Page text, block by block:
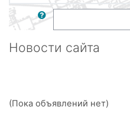
Поиск по форумам
Новости сайта
(Пока объявлений нет)